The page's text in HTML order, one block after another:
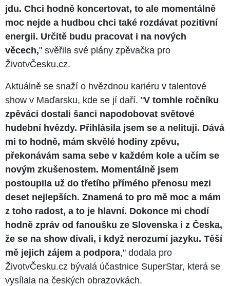
jdu. Chci hodně koncertovat, to ale momentálně
moc nejde a hudbou chci také rozdávat pozitivní
energii. Určitě budu pracovat i na nových
věcech," svěřila své plány zpěvačka pro
ŽivotvČesku.cz.
Aktuálně se snaží o hvězdnou kariéru v talentové
show v Maďarsku, kde se jí daří. "V tomhle ročníku
zpěváci dostali šanci napodobovat světové
hudební hvězdy. Přihlásila jsem se a nelituji. Dává
mi to hodně, mám skvělé hodiny zpěvu,
překonávám sama sebe v každém kole a učím se
novým zkušenostem. Momentálně jsem
postoupila už do třetího přímého přenosu mezi
deset nejlepších. Znamená to pro mě moc a mám
z toho radost, a to je hlavní. Dokonce mi chodí
hodně zpráv od fanoušku ze Slovenska i z Česka,
že se na show dívali, i když nerozumí jazyku. Těší
mě jejich zájem a podpora," dodala pro
ŽivotvČesku.cz bývalá účastnice SuperStar, která se
vysílala na českých obrazovkách.